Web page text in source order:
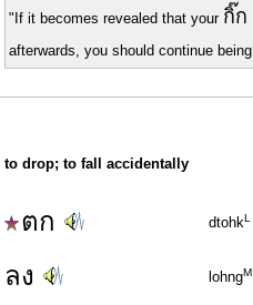
"If it becomes revealed that your กิ๊ก
afterwards, you should continue being
to drop; to fall accidentally
ตก dtohkL
ลง lohngM